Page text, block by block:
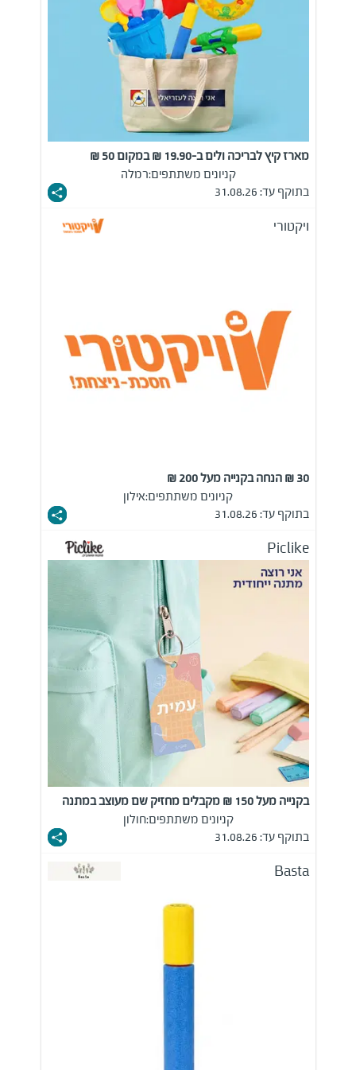
מארז קיץ לבריכה ולים ב-19.90 ₪ במקום 50 ₪
קניונים משתתפים:רמלה
בתוקף עד: 31.08.26
ויקטורי
30 ₪ הנחה בקנייה מעל 200 ₪
קניונים משתתפים:אילון
בתוקף עד: 31.08.26
Piclike
בקנייה מעל 150 ₪ מקבלים מחזיק שם מעוצב במתנה
קניונים משתתפים:חולון
בתוקף עד: 31.08.26
Basta